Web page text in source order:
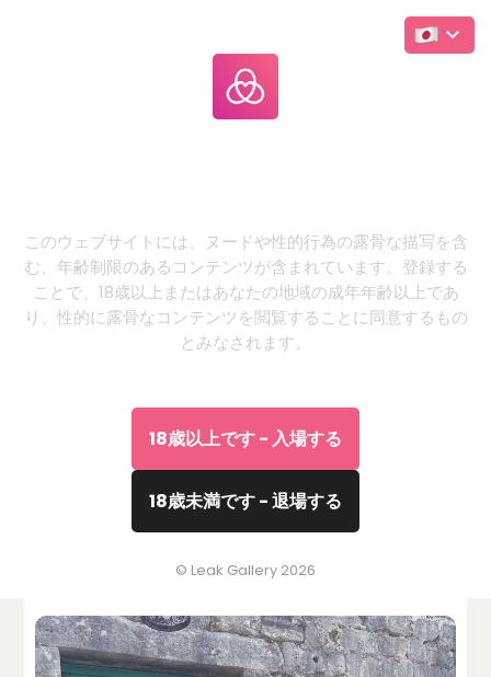
Leak Gallery/ ユーザー投稿
コミュニティの最新アップロード
sofia_crnilovic
このウェブサイトには、ヌードや性的行為の露骨な描写を含
む、年齢制限のあるコンテンツが含まれています。登録する
ことで、18歳以上またはあなたの地域の成年年齢以上であ
り、性的に露骨なコンテンツを閲覧することに同意するもの
とみなされます。
18歳以上です - 入場する
18歳未満です - 退場する
© Leak Gallery 2026